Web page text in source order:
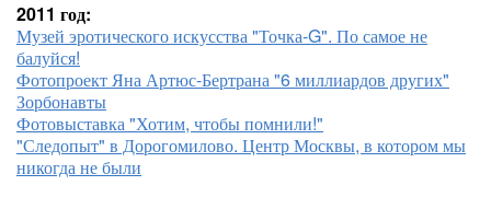
2011 год:
Музей эротического искусства "Точка-G". По самое не
балуйся!
Фотопроект Яна Артюс-Бертрана "6 миллиардов других"
Зорбонавты
Фотовыставка "Хотим, чтобы помнили!"
"Следопыт" в Дорогомилово. Центр Москвы, в котором мы
никогда не были